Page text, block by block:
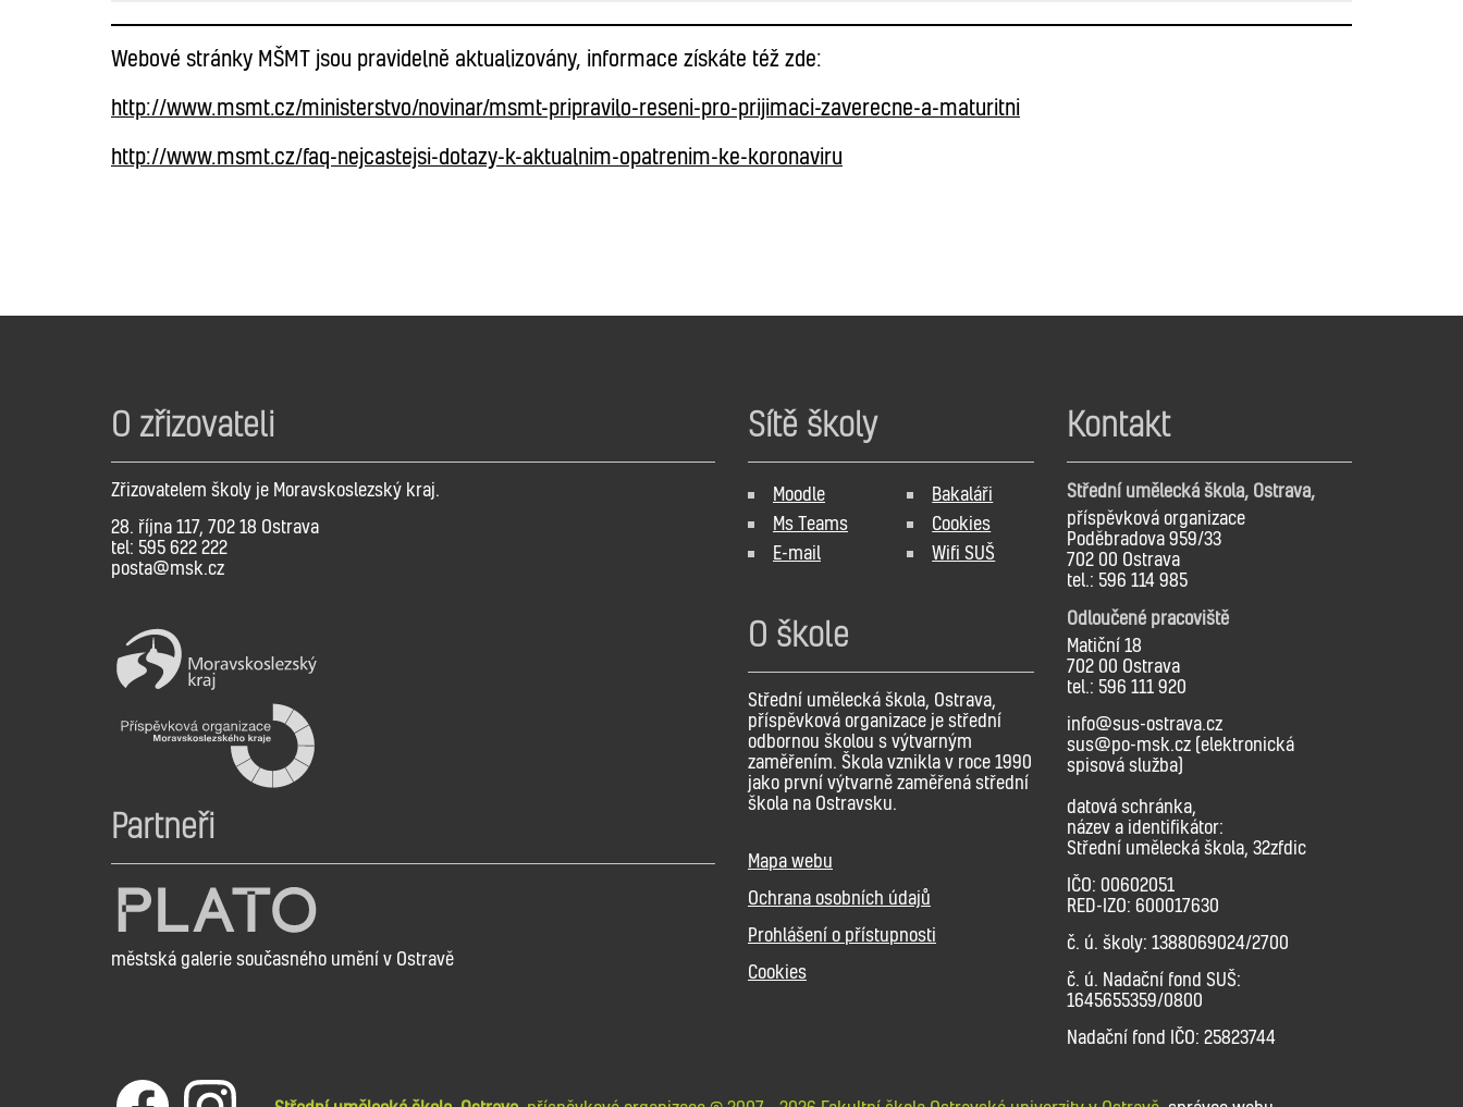
Webové stránky MŠMT jsou pravidelně aktualizovány, informace získáte též zde:
http://www.msmt.cz/ministerstvo/novinar/msmt-pripravilo-reseni-pro-prijimaci-zaverecne-a-maturitni
http://www.msmt.cz/faq-nejcastejsi-dotazy-k-aktualnim-opatrenim-ke-koronaviru
O zřizovateli
Zřizovatelem školy je Moravskoslezský kraj.
28. října 117, 702 18 Ostrava
tel: 595 622 222
posta@msk.cz
Partneři
městská galerie současného umění v Ostravě
Sítě školy
Moodle
Ms Teams
E-mail
Bakaláři
Cookies
Wifi SUŠ
O škole
Střední umělecká škola, Ostrava,
příspěvková organizace je střední
odbornou školou s výtvarným
zaměřením. Škola vznikla v roce 1990
jako první výtvarně zaměřená střední
škola na Ostravsku.
Mapa webu
Ochrana osobních údajů
Prohlášení o přístupnosti
Cookies
Kontakt
Střední umělecká škola, Ostrava,
příspěvková organizace
Poděbradova 959/33
702 00 Ostrava
tel.: 596 114 985
Odloučené pracoviště
Matiční 18
702 00 Ostrava
tel.: 596 111 920
info@sus-ostrava.cz
sus@po-msk.cz (elektronická
spisová služba)
datová schránka,
název a identifikátor:
Střední umělecká škola, 32zfdic
IČO: 00602051
RED-IZO: 600017630
č. ú. školy: 1388069024/2700
č. ú. Nadační fond SUŠ:
1645655359/0800
Nadační fond IČO: 25823744